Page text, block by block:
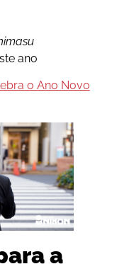
ano
o Ano Novo
a